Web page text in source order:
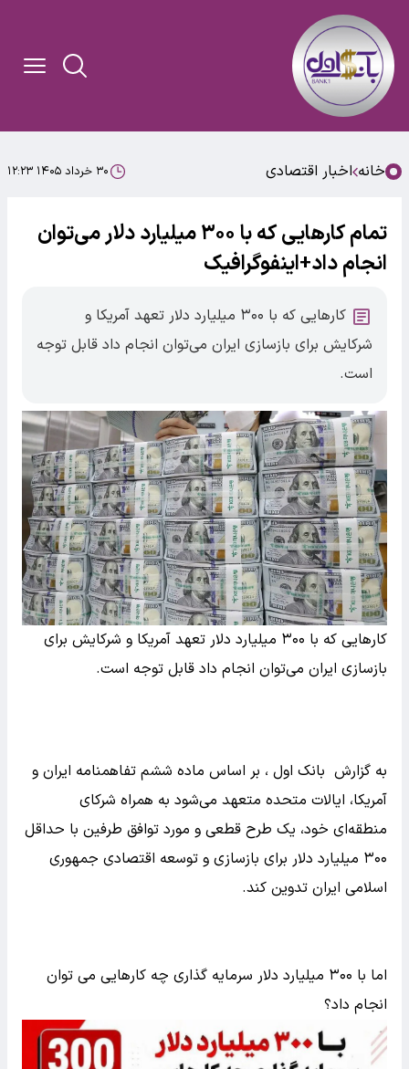
خانه اخبار اقتصادی ۳۰ خرداد ۱۴۰۵ ۱۲:۲۳
تمام کارهایی که با ۳۰۰ میلیارد دلار می‌توان
انجام داد+اینفوگرافیک
کارهایی که با ۳۰۰ میلیارد دلار تعهد آمریکا و
شرکایش برای بازسازی ایران می‌توان انجام داد قابل توجه
است.
کارهایی که با ۳۰۰ میلیارد دلار تعهد آمریکا و شرکایش برای
بازسازی ایران می‌توان انجام داد قابل توجه است.
به گزارش بانک اول ، بر اساس ماده ششم تفاهمنامه ایران و
آمریکا، ایالات متحده متعهد می‌شود به همراه شرکای
منطقه‌ای خود، یک طرح قطعی و مورد توافق طرفین با حداقل
۳۰۰ میلیارد دلار برای بازسازی و توسعه اقتصادی جمهوری
اسلامی ایران تدوین کند.
اما با ۳۰۰ میلیارد دلار سرمایه گذاری چه کارهایی می توان
انجام داد؟